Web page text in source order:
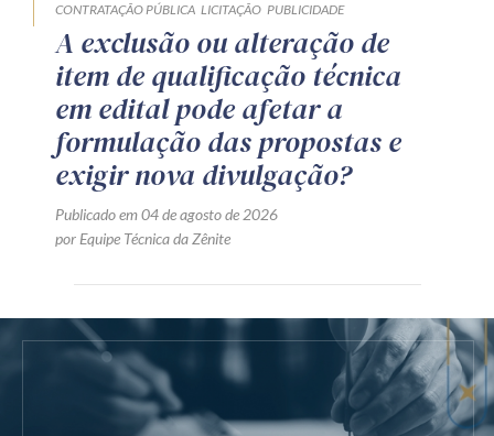
CONTRATAÇÃO PÚBLICA LICITAÇÃO PUBLICIDADE
A exclusão ou alteração de
item de qualificação técnica
em edital pode afetar a
formulação das propostas e
exigir nova divulgação?
Publicado em 04 de agosto de 2026
por Equipe Técnica da Zênite